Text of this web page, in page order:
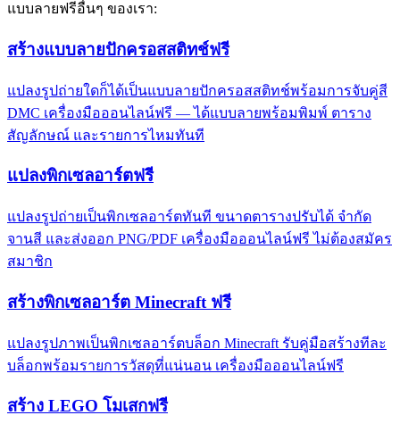
แบบลายฟรีอื่นๆ ของเรา:
สร้างแบบลายปักครอสสติทช์ฟรี
แปลงรูปถ่ายใดก็ได้เป็นแบบลายปักครอสสติทช์พร้อมการจับคู่สี
DMC เครื่องมือออนไลน์ฟรี — ได้แบบลายพร้อมพิมพ์ ตาราง
สัญลักษณ์ และรายการไหมทันที
แปลงพิกเซลอาร์ตฟรี
แปลงรูปถ่ายเป็นพิกเซลอาร์ตทันที ขนาดตารางปรับได้ จำกัด
จานสี และส่งออก PNG/PDF เครื่องมือออนไลน์ฟรี ไม่ต้องสมัคร
สมาชิก
สร้างพิกเซลอาร์ต Minecraft ฟรี
แปลงรูปภาพเป็นพิกเซลอาร์ตบล็อก Minecraft รับคู่มือสร้างทีละ
บล็อกพร้อมรายการวัสดุที่แน่นอน เครื่องมือออนไลน์ฟรี
สร้าง LEGO โมเสกฟรี